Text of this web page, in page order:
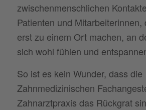
zwischenmenschlichen
Patienten und Mitarbeiterinnen,
erst zu einem Ort machen, an
sich wohl fühlen und
So ist es kein Wunder, dass die
Zahnmedizinischen
Zahnarztpraxis das Rückgrat